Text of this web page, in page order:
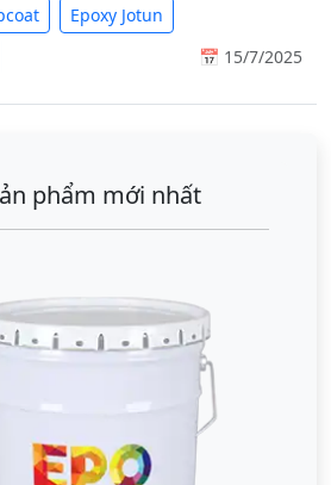
Epoxy Jotun
📅 15/7/2025
phẩm mới nhất